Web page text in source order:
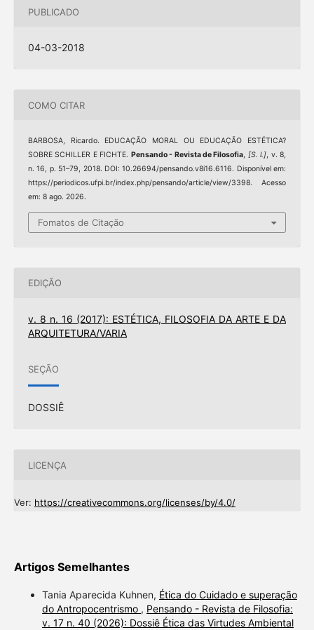
PUBLICADO
04-03-2018
COMO CITAR
BARBOSA, Ricardo. EDUCAÇÃO MORAL OU EDUCAÇÃO ESTÉTICA?
SOBRE SCHILLER E FICHTE. Pensando - Revista de Filosofia, [S. l.], v. 8,
n. 16, p. 51–79, 2018. DOI: 10.26694/pensando.v8i16.6116. Disponível em:
https://periodicos.ufpi.br/index.php/pensando/article/view/3398. Acesso
em: 8 ago. 2026.
Fomatos de Citação
EDIÇÃO
v. 8 n. 16 (2017): ESTÉTICA, FILOSOFIA DA ARTE E DA
ARQUITETURA/VARIA
SEÇÃO
DOSSIÊ
LICENÇA
Ver: https://creativecommons.org/licenses/by/4.0/
Artigos Semelhantes
Tania Aparecida Kuhnen, Ética do Cuidado e superação
do Antropocentrismo , Pensando - Revista de Filosofia:
v. 17 n. 40 (2026): Dossiê Ética das Virtudes Ambiental